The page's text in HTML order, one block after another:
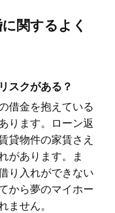
関するよく
スクがある？
借金を抱えている
ります。ローン返
貸物件の家賃さえ
があります。ま
り入れができない
から夢のマイホー
ません。